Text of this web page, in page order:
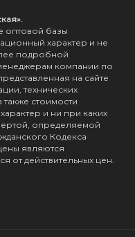
оптовой базы
характер и не
подробной
компании по
на сайте
технических
также стоимости
и ни при каких
определяемой
Кодекса
являются
от действительных цен.